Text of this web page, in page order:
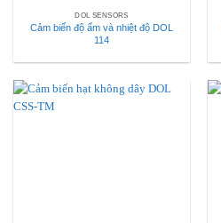
DOL SENSORS
Cảm biến độ ẩm và nhiệt độ DOL
114